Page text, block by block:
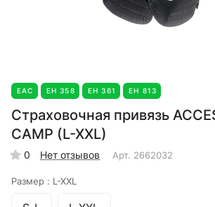
EAC ЕН 358 ЕН 361 ЕН 813
Страховочная привязь
CAMP (L-XXL)
0 Нет отзывов Арт. 2662032
Размер : L-XXL